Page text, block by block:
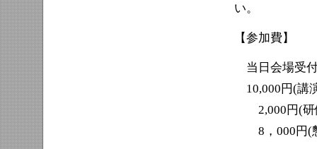
い。
【参加費】
当日会場受
10,000円(講
2,000円(研
8，000円(